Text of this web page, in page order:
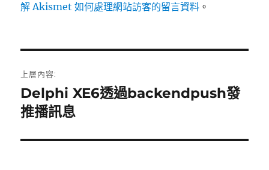
解 Akismet 如何處理網站訪客的留言資料 。
章
導
覽
上層內容:
Delphi XE6透過backendpush發
推播訊息